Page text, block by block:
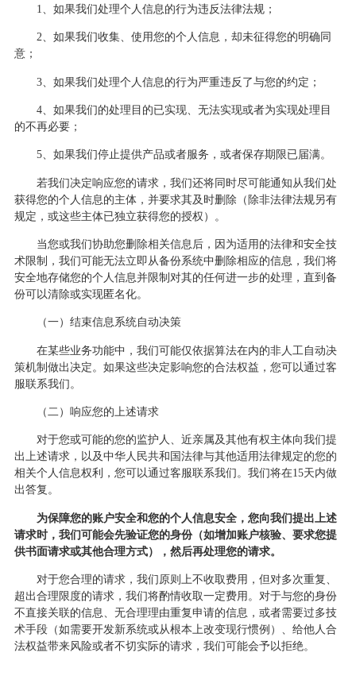
1、如果我们处理个人信息的行为违反法律法规；
2、如果我们收集、使用您的个人信息，却未征得您的明确同
意；
3、如果我们处理个人信息的行为严重违反了与您的约定；
4、如果我们的处理目的已实现、无法实现或者为实现处理目
的不再必要；
5、如果我们停止提供产品或者服务，或者保存期限已届满。
若我们决定响应您的请求，我们还将同时尽可能通知从我们处
获得您的个人信息的主体，并要求其及时删除（除非法律法规另有
规定，或这些主体已独立获得您的授权）。
当您或我们协助您删除相关信息后，因为适用的法律和安全技
术限制，我们可能无法立即从备份系统中删除相应的信息，我们将
安全地存储您的个人信息并限制对其的任何进一步的处理，直到备
份可以清除或实现匿名化。
（一） 结束信息系统自动决策
在某些业务功能中，我们可能仅依据算法在内的非人工自动决
策机制做出决定。如果这些决定影响您的合法权益，您可以通过客
服联系我们。
（ 二 ）响应您的上述请求
对于您或可能的您的监护人、近亲属及其他有权主体向我们提
出上述请求，以及中华人民共和国法律与其他适用法律规定的您的
相关个人信息权利，您可以通过客服联系我们。我们将在15天内做
出答复。
为保障您的账户安全和您的个人信息安全，您向我们提出上述
请求时，我们可能会先验证您的身份（如增加账户核验、要求您提
供书面请求或其他合理方式），然后再处理您的请求。
对于您合理的请求，我们原则上不收取费用，但对多次重复、
超出合理限度的请求，我们将酌情收取一定费用。对于与您的身份
不直接关联的信息、无合理理由重复申请的信息，或者需要过多技
术手段（如需要开发新系统或从根本上改变现行惯例）、给他人合
法权益带来风险或者不切实际的请求，我们可能会予以拒绝。